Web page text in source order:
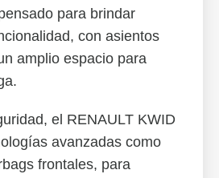
para brindar
con asientos
amplio espacio para
el RENAULT KWID
avanzadas como
frontales, para